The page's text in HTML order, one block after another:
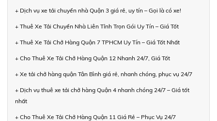
+ Dịch vụ xe tải chuyển nhà Quận 3 giá rẻ, uy tín – Gọi là có xe!
+ Thuê Xe Tải Chuyển Nhà Liên Tỉnh Trọn Gói Uy Tín – Giá Tốt
+ Thuê Xe Tải Chở Hàng Quận 7 TPHCM Uy Tín – Giá Tốt Nhất
+ Cho Thuê Xe Tải Chở Hàng Quận 12 Nhanh 24/7, Giá Tốt
+ Xe tải chở hàng quận Tân Bình giá rẻ, nhanh chóng, phục vụ 24/7
+ Dịch vụ thuê xe tải chở hàng Quận 4 nhanh chóng 24/7 – Giá tốt
nhất
+ Cho Thuê Xe Tải Chở Hàng Quận 11 Giá Rẻ – Phục Vụ 24/7